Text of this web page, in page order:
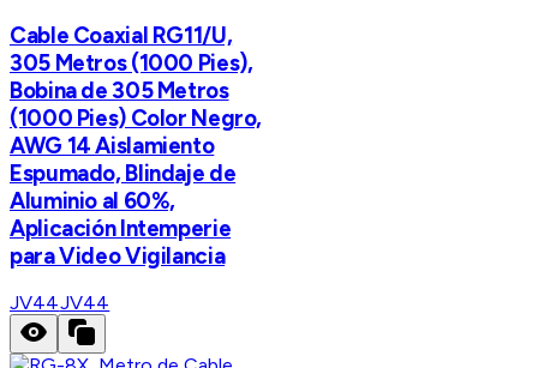
Cable Coaxial RG11/U,
305 Metros (1000 Pies),
Bobina de 305 Metros
(1000 Pies) Color Negro,
AWG 14 Aislamiento
Espumado, Blindaje de
Aluminio al 60%,
Aplicación Intemperie
para Video Vigilancia
JV44JV44